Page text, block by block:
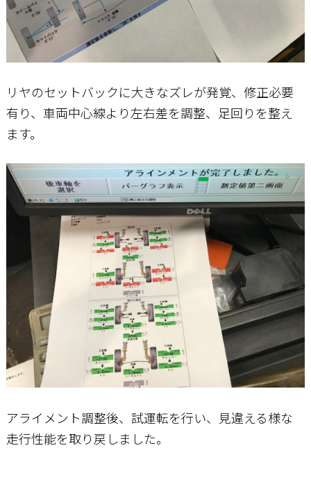
リヤのセットバックに大きなズレが発覚、修正必要
有り、車両中心線より左右差を調整、足回りを整え
ます。
アライメント調整後、試運転を行い、見違える様な
走行性能を取り戻しました。